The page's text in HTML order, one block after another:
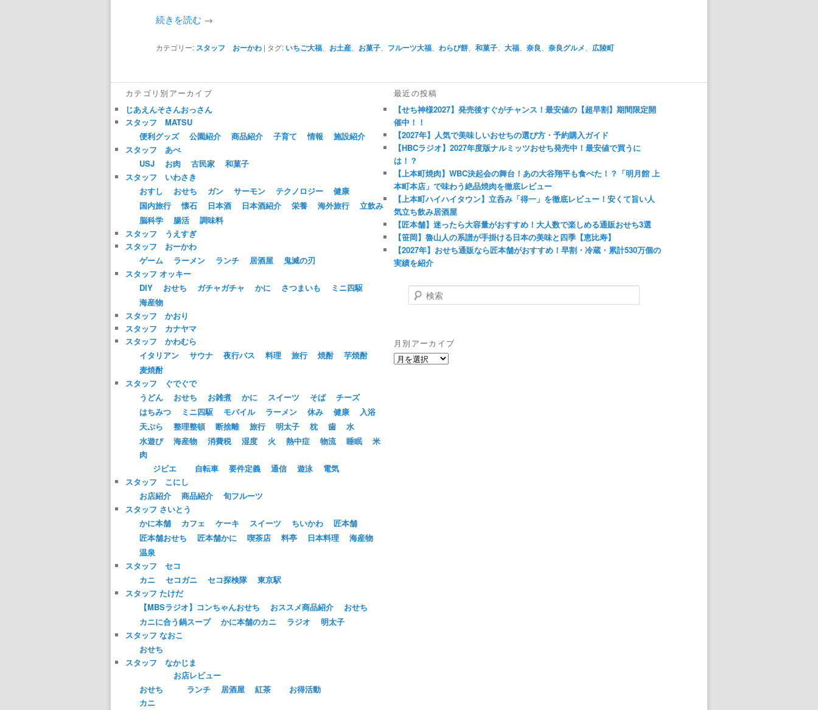
続きを読む →
カテゴリー: スタッフ おーかわ | タグ: いちご大福 お土産 お菓子 フルーツ大福 わらび餅 、和菓子 、大福 、奈良 、奈良グルメ 広陵町
カテゴリ別アーカイブ
じあえんそさんおっさん
スタッフ MATSU
便利グッズ
公園紹介 商品紹介 子育て 情報
施設紹介
スタッフ あべ
USJ
お肉 古民家
和菓子
スタッフ いわさき
おすし
おせち ガン サーモン テクノロジー
健康
国内旅行
懐石 日本酒 日本酒紹介 栄養 海外旅行
立飲み
脳科学
腸活
調味料
スタッフ うえすぎ
スタッフ おーかわ
ゲーム
ラーメン ランチ 居酒屋
鬼滅の刃
スタッフ オッキー
DIY
おせち ガチャガチャ かに さつまいも
ミニ四駆
海産物
スタッフ かおり
スタッフ カナヤマ
スタッフ かわむら
イタリアン
サウナ 夜行バス 料理 旅行 焼酎
芋焼酎
麦焼酎
スタッフ ぐでぐで
うどん
おせち お雑煮 かに スイーツ そば
チーズ
はちみつ
ミニ四駆 モバイル ラーメン 休み 健康
入浴
天ぷら
整理整頓 断捨離 旅行 明太子 枕 歯
水
水遊び
海産物 消費税 湿度 火 熱中症 物流 睡眠
米
肉
ジビエ
自転車 要件定義 通信 遊泳
電気
スタッフ こにし
お店紹介
商品紹介
旬フルーツ
スタッフ さいとう
かに本舗
カフェ ケーキ スイーツ ちいかわ
匠本舗
匠本舗おせち
匠本舗かに 喫茶店 料亭 日本料理
海産物
温泉
スタッフ セコ
カニ
セコガニ セコ探検隊
東京駅
スタッフ たけだ
【MBSラジオ】コンちゃんおせち
おススメ商品紹介
おせち
カニに合う鍋スープ
かに本舗のカニ ラジオ
明太子
スタッフ なおこ
おせち
スタッフ なかじま
おせち
お店レビュー
ランチ
居酒屋 紅茶
お得活動
カニ
最近の投稿
【せち神様2027】発売後すぐがチャンス！最安値の【超早割】期間限定開
催中！！
【2027年】人気で美味しいおせちの選び方・予約購入ガイド
【HBCラジオ】2027年度版ナルミッツおせち発売中！最安値で買うに
は！？
【上本町焼肉】WBC決起会の舞台！あの大谷翔平も食べた！？「明月館 上
本町本店」で味わう絶品焼肉を徹底レビュー
【上本町ハイハイタウン】立呑み「得一」を徹底レビュー！安くて旨い人
気立ち飲み居酒屋
【匠本舗】迷ったら大容量がおすすめ！大人数で楽しめる通販おせち3選
【笹岡】魯山人の系譜が手掛ける日本の美味と四季【恵比寿】
【2027年】おせち通販なら匠本舗がおすすめ！早割・冷蔵・累計530万個の
実績を紹介
検
索
月別アーカイブ
月